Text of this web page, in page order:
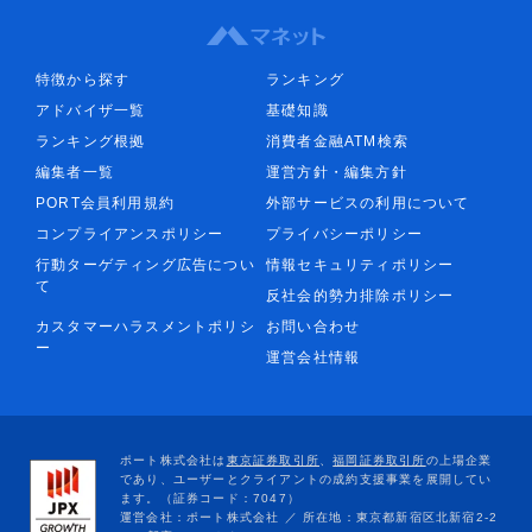
特徴から探す
ランキング
アドバイザ一覧
基礎知識
ランキング根拠
消費者金融ATM検索
編集者一覧
運営方針・編集方針
PORT会員利用規約
外部サービスの利用について
コンプライアンスポリシー
プライバシーポリシー
行動ターゲティング広告につい
て
情報セキュリティポリシー
反社会的勢力排除ポリシー
カスタマーハラスメントポリシ
ー
お問い合わせ
運営会社情報